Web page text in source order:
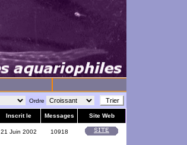
Ordre
Inscrit le Messages Site Web
21 Juin 2002 10918